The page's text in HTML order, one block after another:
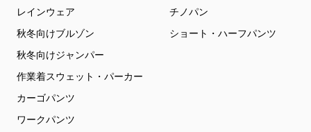
レインウェア
秋冬向けブルゾン
秋冬向けジャンパー
作業着スウェット・パーカー
カーゴパンツ
ワークパンツ
チノパン
ショート・ハーフパンツ